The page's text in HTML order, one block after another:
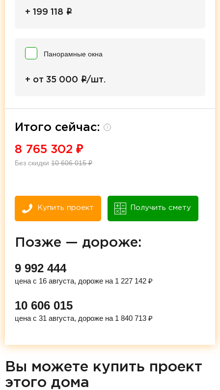
+ 199 118 i
Панорамные окна
+ от 35 000 i/шт.
Итого сейчас: i
8 765 302 ₽
Без скидки 10 606 015₽
Купить проект Получить смету
Позже — дороже:
9 992 444
цена с 16 августа, дороже на 1 227 142 ₽
10 606 015
цена с 31 августа, дороже на 1 840 713 ₽
Вы можете купить проект
этого дома